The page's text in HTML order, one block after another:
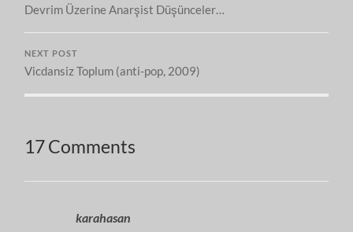
Devrim Üzerine Anarşist Düşünceler…
NEXT POST
Vicdansiz Toplum (anti-pop, 2009)
17 Comments
karahasan